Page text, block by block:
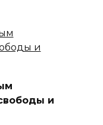
и